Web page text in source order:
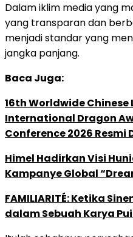
Dalam iklim media yang
yang transparan dan
menjadi standar yang
jangka panjang.
Baca Juga:
16th Worldwide Chinese
International Dragon
Conference 2026 Resmi
Himel Hadirkan Visi
Kampanye Global
FAMILIARITÉ: Ketika
dalam Sebuah Karya